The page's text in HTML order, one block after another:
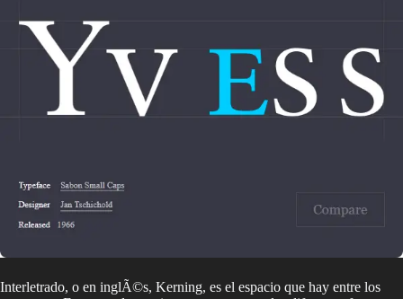
Interletrado, o en inglÃ©s, Kerning, es el espacio que hay entre los